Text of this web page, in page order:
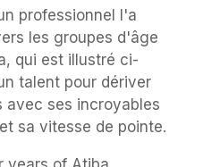
professionnel l'a
les groupes d'âge
qui est illustré ci-
talent pour dériver
avec ses incroyables
sa vitesse de pointe.